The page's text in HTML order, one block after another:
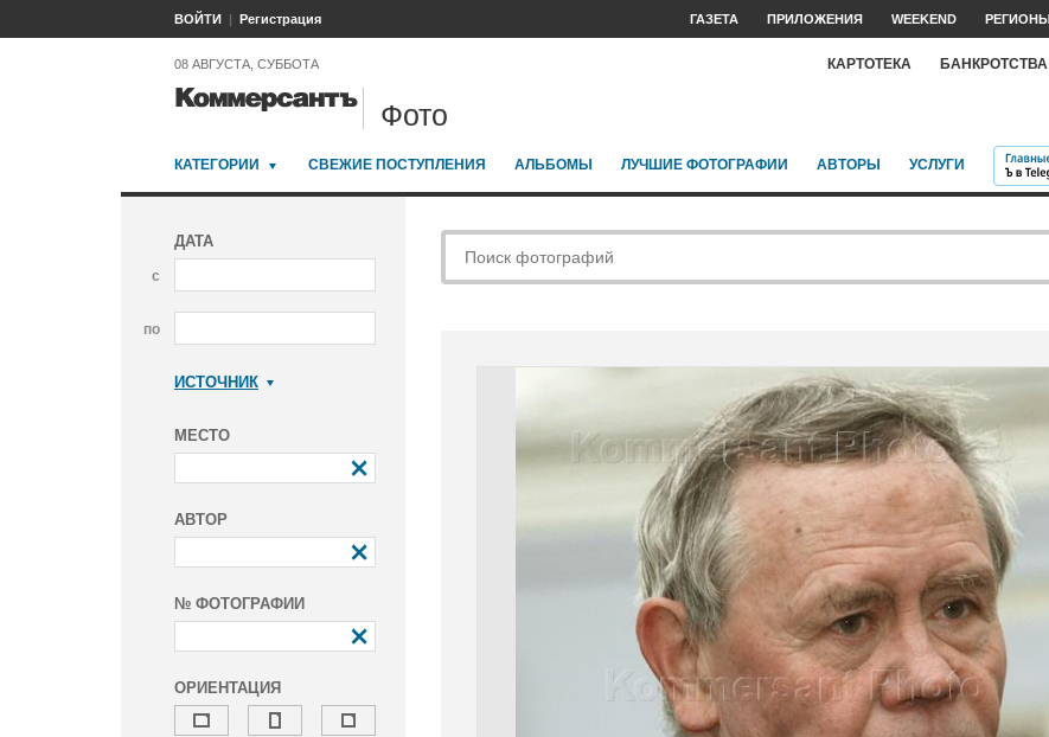
ВОЙТИ Регистрация ГАЗЕТА ПРИЛОЖЕНИЯ WEEKEND РЕГИОНЫ
08 АВГУСТА, СУББОТА КАРТОТЕКА БАНКРОТСТВА
Фото
КАТЕГОРИИ СВЕЖИЕ ПОСТУПЛЕНИЯ АЛЬБОМЫ ЛУЧШИЕ ФОТОГРАФИИ АВТОРЫ УСЛУГИ
ДАТА
с
по
ИСТОЧНИК
МЕСТО
АВТОР
№ ФОТОГРАФИИ
ОРИЕНТАЦИЯ